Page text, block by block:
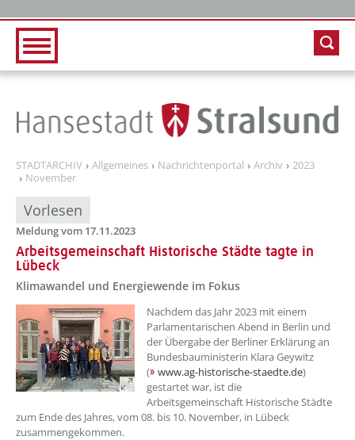
STADTARCHIV Allgemeines Nachrichtenportal Archiv
2023
November
Vorlesen
Meldung vom 17.11.2023
Arbeitsgemeinschaft Historische Städte tagte in
Lübeck
Klimawandel und Energiewende im Fokus
??? absaetzeOben[1]/titel ???
Nachdem das Jahr 2023 mit einem
Parlamentarischen Abend in Berlin und
der Übergabe der Berliner Erklärung an
Bundesbauministerin Klara Geywitz
(
www.ag-historische-staedte.de)
gestartet war, ist die
Arbeitsgemeinschaft Historische Städte
zum Ende des Jahres, vom 08. bis 10. November, in Lübeck
zusammengekommen.